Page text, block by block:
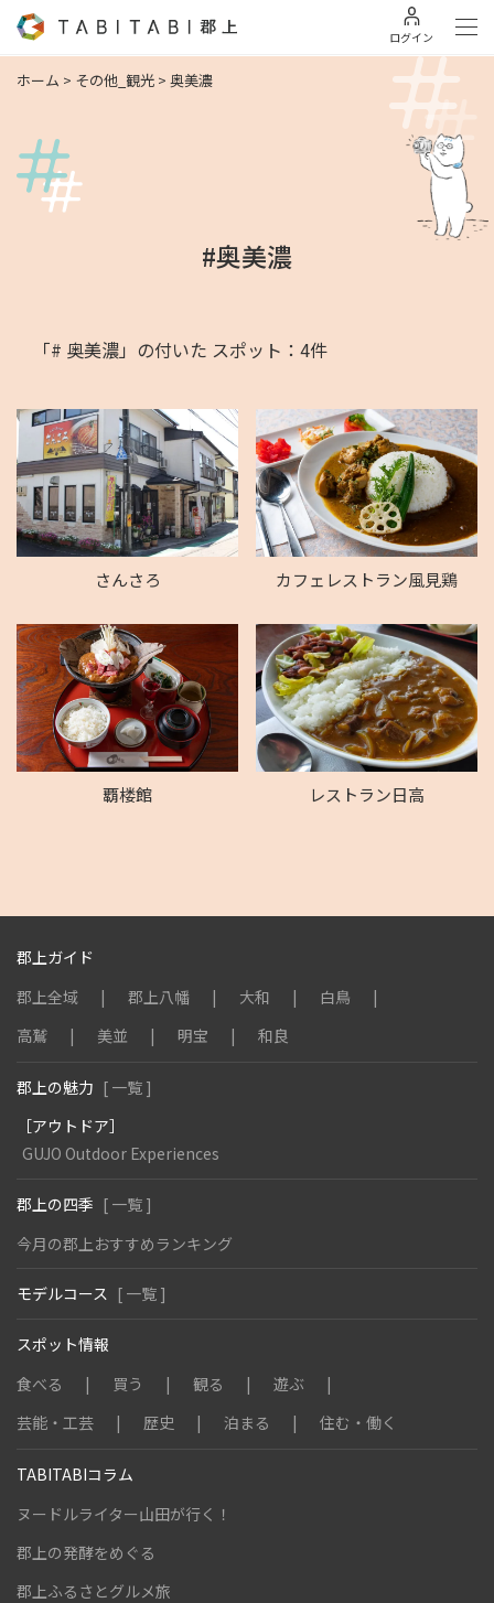
ログイン
ホーム > その他_観光 > 奥美濃
#奥美濃
「# 奥美濃」の付いた スポット：4件
さんさろ カフェレストラン風見鶏
覇楼館 レストラン日高
郡上ガイド
郡上全域
郡上八幡 大和
白鳥
高鷲
美並 明宝 和良
郡上の魅力 [ 一覧 ]
［アウトドア］
GUJO Outdoor Experiences
郡上の四季 [ 一覧 ]
今月の郡上おすすめランキング
モデルコース [ 一覧 ]
スポット情報
食べる
買う 観る
遊ぶ
芸能・工芸
歴史 泊まる 住む・働く
TABITABIコラム
ヌードルライター山田が行く！
郡上の発酵をめぐる
郡上ふるさとグルメ旅